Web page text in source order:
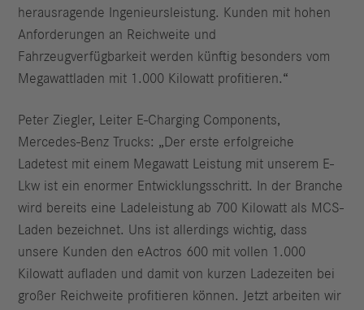
herausragende Ingenieursleistung. Kunden mit hohen
Anforderungen an Reichweite und
Fahrzeugverfügbarkeit werden künftig besonders vom
Megawattladen mit 1.000 Kilowatt profitieren.“
Peter Ziegler, Leiter E-Charging Components,
Mercedes-Benz Trucks: „Der erste erfolgreiche
Ladetest mit einem Megawatt Leistung mit unserem E-
Lkw ist ein enormer Entwicklungsschritt. In der Branche
wird bereits eine Ladeleistung ab 700 Kilowatt als MCS-
Laden bezeichnet. Uns ist allerdings wichtig, dass
unsere Kunden den eActros 600 mit vollen 1.000
Kilowatt aufladen und damit von kurzen Ladezeiten bei
großer Reichweite profitieren können. Jetzt arbeiten wir